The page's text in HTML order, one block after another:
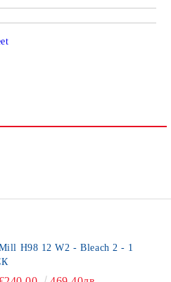
12 W2 - Bleach 2 - 1